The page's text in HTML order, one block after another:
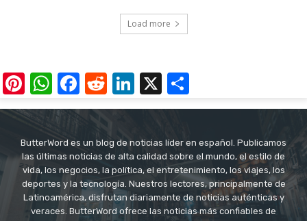
Load more
Pinterest
WhatsApp
Facebook
RedditLinkedIn
X
ButterWord es un blog de noticias líder en español. Publicamos
las últimas noticias de alta calidad sobre el mundo, el estilo de
vida, los negocios, la política, el entretenimiento, los viajes, los
deportes y la tecnología. Nuestros lectores, principalmente de
Latinoamérica, disfrutan diariamente de noticias auténticas y
veraces. ButterWord ofrece las noticias más confiables de